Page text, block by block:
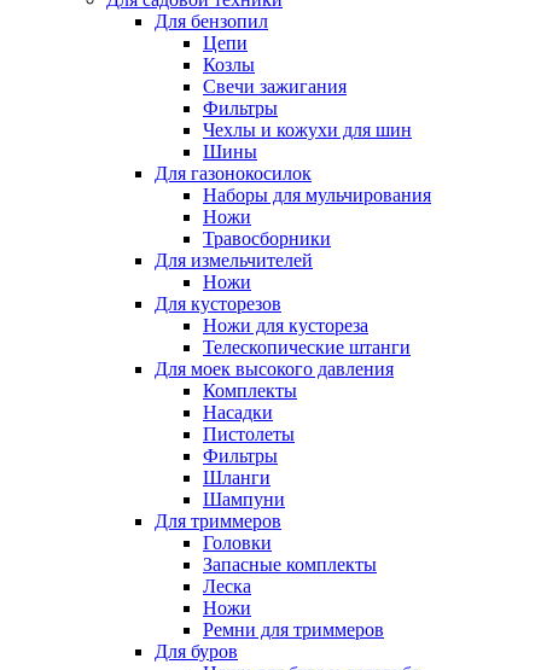
Для бензопил
Цепи
Козлы
Свечи зажигания
Фильтры
Чехлы и кожухи для шин
Шины
Для газонокосилок
Наборы для мульчирования
Ножи
Травосборники
Для измельчителей
Ножи
Для кусторезов
Ножи для кустореза
Телескопические штанги
Для моек высокого давления
Комплекты
Насадки
Пистолеты
Фильтры
Шланги
Шампуни
Для триммеров
Головки
Запасные комплекты
Леска
Ножи
Ремни для триммеров
Для буров